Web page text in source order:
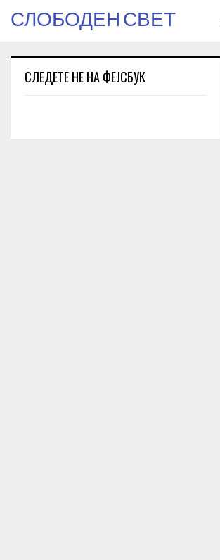
СЛОБОДЕН СВЕТ
СЛЕДЕТЕ НЕ НА ФЕЈСБУК